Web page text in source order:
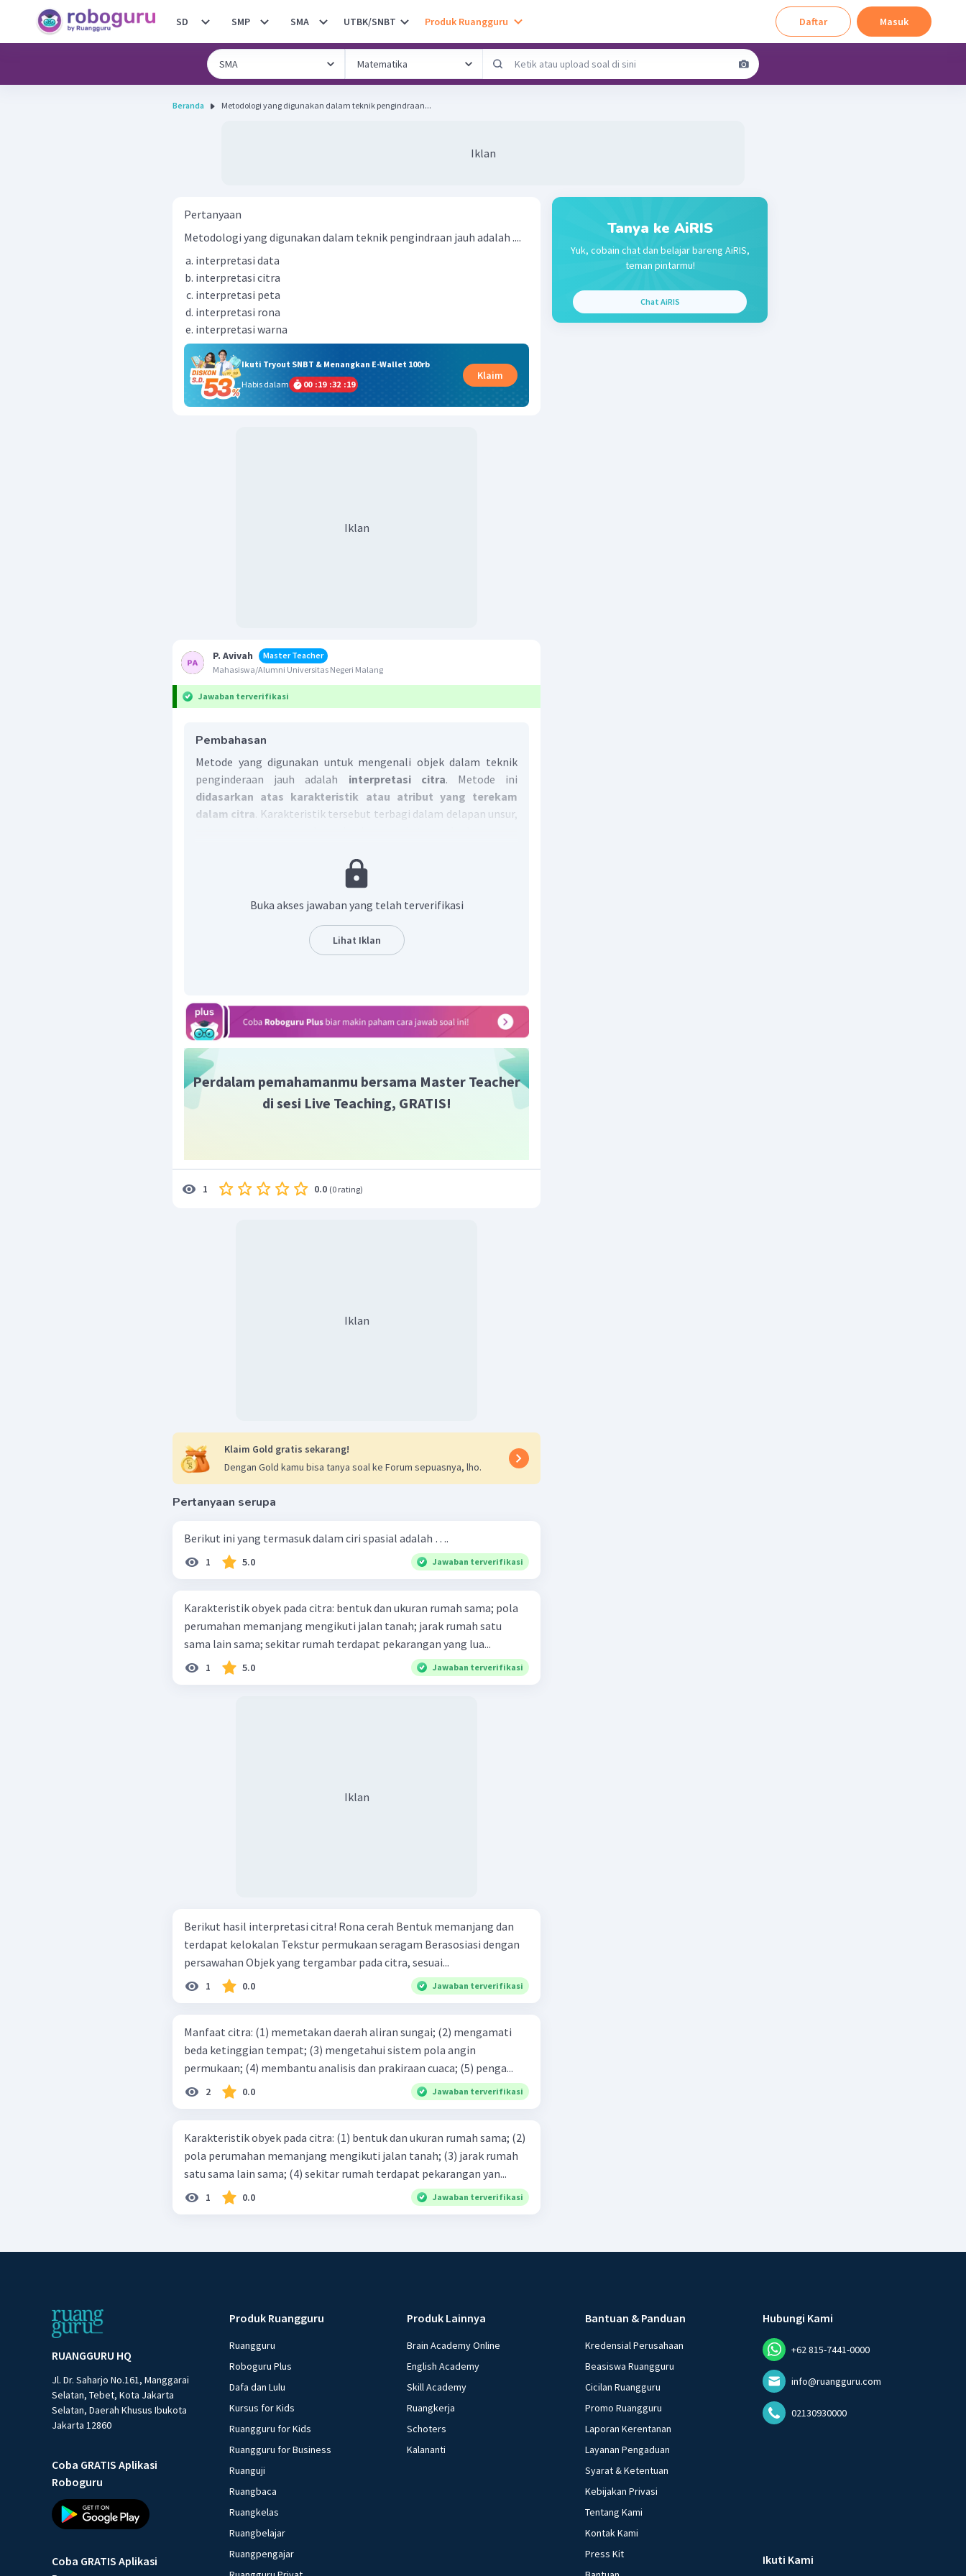
SD SMP SMA UTBK/SNBT Produk Ruangguru Daftar Masuk
Beranda Metodologi yang digunakan dalam teknik pengindraan...
Iklan
Pertanyaan
Metodologi yang digunakan dalam teknik pengindraan jauh adalah ....
interpretasi data
interpretasi citra
interpretasi peta
interpretasi rona
interpretasi warna
Ikuti Tryout SNBT & Menangkan E-Wallet 100rb
Habis dalam
00 :19 :32 :19
Klaim
Iklan
P. Avivah
Master Teacher
Mahasiswa/Alumni Universitas Negeri Malang
Jawaban terverifikasi
Pembahasan
Metode yang digunakan untuk mengenali objek dalam teknik
penginderaan jauh adalah interpretasi citra. Metode ini
didasarkan atas karakteristik atau atribut yang terekam
dalam citra. Karakteristik tersebut terbagi dalam delapan unsur,
Jadi, jawaban yang tepat adalah B.
Buka akses jawaban yang telah terverifikasi
Lihat Iklan
Perdalam pemahamanmu bersama Master Teacher
di sesi Live Teaching, GRATIS!
1 0.0 (0 rating)
Iklan
Klaim Gold gratis sekarang!
Dengan Gold kamu bisa tanya soal ke Forum sepuasnya, lho.
Pertanyaan serupa
Berikut ini yang termasuk dalam ciri spasial adalah ….
1 5.0 Jawaban terverifikasi
Karakteristik obyek pada citra: bentuk dan ukuran rumah sama; pola
perumahan memanjang mengikuti jalan tanah; jarak rumah satu
sama lain sama; sekitar rumah terdapat pekarangan yang lua...
1 5.0 Jawaban terverifikasi
Iklan
Berikut hasil interpretasi citra! Rona cerah Bentuk memanjang dan
terdapat kelokalan Tekstur permukaan seragam Berasosiasi dengan
persawahan Objek yang tergambar pada citra, sesuai...
1 0.0 Jawaban terverifikasi
Manfaat citra: (1) memetakan daerah aliran sungai; (2) mengamati
beda ketinggian tempat; (3) mengetahui sistem pola angin
permukaan; (4) membantu analisis dan prakiraan cuaca; (5) penga...
2 0.0 Jawaban terverifikasi
Karakteristik obyek pada citra: (1) bentuk dan ukuran rumah sama; (2)
pola perumahan memanjang mengikuti jalan tanah; (3) jarak rumah
satu sama lain sama; (4) sekitar rumah terdapat pekarangan yan...
1 0.0 Jawaban terverifikasi
Tanya ke AiRIS
Yuk, cobain chat dan belajar bareng AiRIS,
teman pintarmu!
Chat AiRIS
RUANGGURU HQ
Jl. Dr. Saharjo No.161, Manggarai
Selatan, Tebet, Kota Jakarta
Selatan, Daerah Khusus Ibukota
Jakarta 12860
Coba GRATIS Aplikasi
Roboguru
Coba GRATIS Aplikasi
Produk Ruangguru
Ruangguru
Roboguru Plus
Dafa dan Lulu
Kursus for Kids
Ruangguru for Kids
Ruangguru for Business
Ruanguji
Ruangbaca
Ruangkelas
Ruangbelajar
Ruangpengajar
Produk Lainnya
Brain Academy Online
English Academy
Skill Academy
Ruangkerja
Schoters
Kalananti
Bantuan & Panduan
Kredensial Perusahaan
Beasiswa Ruangguru
Cicilan Ruangguru
Promo Ruangguru
Laporan Kerentanan
Layanan Pengaduan
Syarat & Ketentuan
Kebijakan Privasi
Tentang Kami
Kontak Kami
Press Kit
Hubungi Kami
+62 815-7441-0000
info@ruangguru.com
02130930000
Ikuti Kami